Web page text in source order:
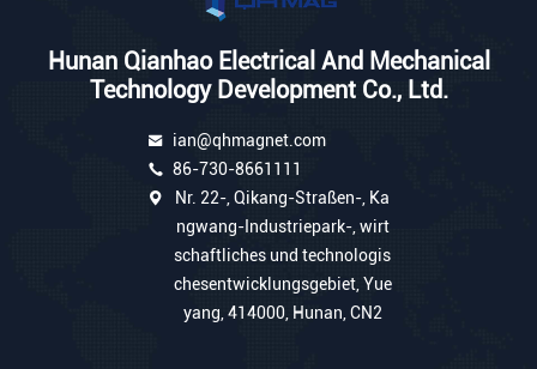
Hunan Qianhao Electrical And Mechanical
Technology Development Co., Ltd.
ian@qhmagnet.com
86-730-8661111
Nr. 22-, Qikang-Straßen-, Ka
ngwang-Industriepark-, wirt
schaftliches und technologis
chesentwicklungsgebiet, Yue
yang, 414000, Hunan, CN2